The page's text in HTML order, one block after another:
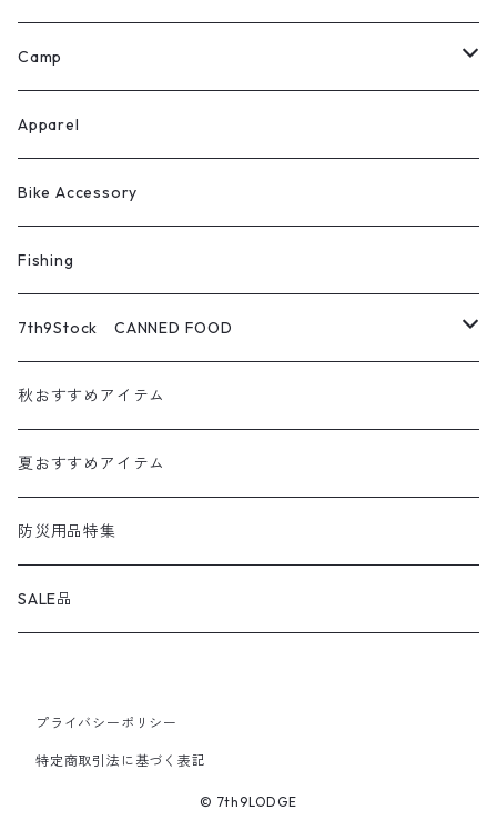
ROOT CO.
H.A.K.U
escargot （北沢株式会社）
Rob Snow
Tokyo Camp
CRAFTPLUS
kassai.
GREBE WORKS
corerocca
wind calm
Camp
テント
シュラフ・コット・マット
テーブル・チェア
焚火アイテム
調理道具・食器
ランタン
アウトドア小物
クーラーボックス
オプションパーツ / カスタムパーツ
Apparel
Bike Accessory
Fishing
7th9Stock CANNED FOOD
パンの缶詰
お魚の缶詰
お肉の缶詰
スイーツの缶詰
秋おすすめアイテム
夏おすすめアイテム
防災用品特集
SALE品
プライバシーポリシー
特定商取引法に基づく表記
© 7th9LODGE